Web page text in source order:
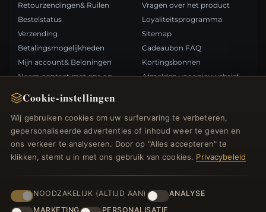
Cookie-instellingen
Wij gebruiken cookies om uw surfervaring te verbeteren,
gepersonaliseerde advertenties of inhoud weer te geven en
ons verkeer te analyseren. Door op "Alles accepteren" te
klikken, stemt u in met ons gebruik van cookies. Privacybeleid
NOODZAKELIJK (ALTIJD AAN)
ANALYSE
MARKETING
PERSONALISATIE
Retourzendingen& Ruilen
Bestelstatus
Verzending
Betalingsmogelijkheden
Mijn account& Beloningen
Neem contact met ons op
Vragen over het product
Loyaliteitsprogramma
Sitemap
Cadeaubon FAQ
Kortingsbonnen
Afmelden voor nieuwsbrief
Nieuwe producten
Specials
Blog
Inloggen
BETAALMETHODEN